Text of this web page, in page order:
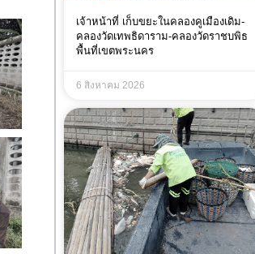
เจ้าหน้าที่ เก็บขยะในคลองคูเมืองเดิม-
คลองวัดเทพธิดาราม-คลองวัดราชบพิธ
พื้นที่เขตพระนคร
6 สิงหาคม 2026